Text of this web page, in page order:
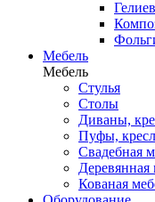
Мебель
Мебель
Стулья
Столы
Диваны,
Пуфы,
Свадебная
Деревянная
Кованая